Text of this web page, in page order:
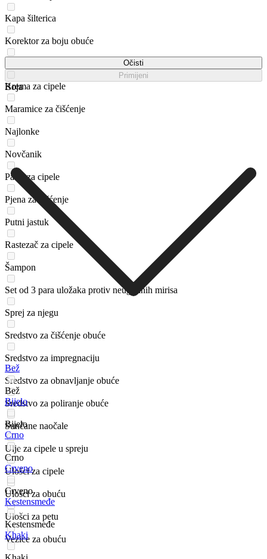
Kapa šilterica
Korektor za boju obuće
Krema za cipele
Maramice za čišćenje
Najlonke
Novčanik
Pasta za cipele
Pjena za čišćenje
Putni jastuk
Rastezač za cipele
Šampon
Set od 3 para uložaka protiv neugodnih mirisa
Sprej za njegu
Sredstvo za čišćenje obuće
Sredstvo za impregnaciju
Sredstvo za obnavljanje obuće
Sredstvo za poliranje obuće
Sunčane naočale
Ulje za cipele u spreju
Ulošci za cipele
Ulošci za obuću
Ulošci za petu
Vezice za obuću
Očisti
Primijeni
Boja
Bež
Bež
Bijelo
Bijelo
Crno
Crno
Crveno
Crveno
Kestensmeđe
Kestensmeđe
Khaki